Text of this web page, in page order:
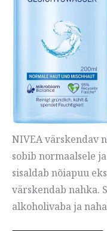
NIVEA värskendav
sobib normaalsele
sisaldab nõiapuu
värskendab nahka.
alkoholivaba ja